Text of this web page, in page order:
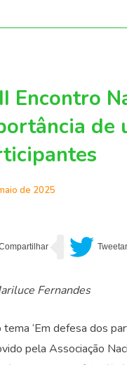
Encontro
de
de 2025
Fernandes
tema ‘Em defesa dos
pela Associação